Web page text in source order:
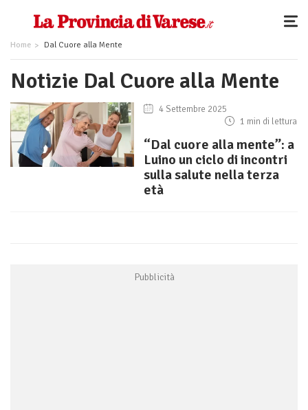
Home Dal Cuore alla Mente
Notizie Dal Cuore alla Mente
4 Settembre 2025
1 min di lettura
“Dal cuore alla mente”: a
Luino un ciclo di incontri
sulla salute nella terza
età